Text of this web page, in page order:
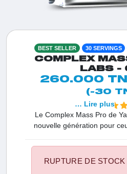
BEST SELLER 30 SERVINGS
COMPLEX
LABS -
260.000
(-30
Le Complex Mass Pro de
nouvelle génération pour
des athlètes et des
palier de volume. Sa formule
… Lire plus
RUPTURE DE STOCK